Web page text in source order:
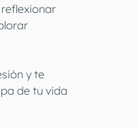
y te
de tu vida